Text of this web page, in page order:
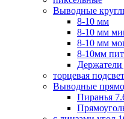
Выводные
8-10 мм
8-10 мм
8-10 мм
8-10мм
торцевая
Выводные
Пиранья